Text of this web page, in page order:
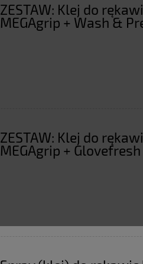
ZESTAW: Klej do
MEGAgrip + Wash &
ZESTAW: Klej do
MEGAgrip +